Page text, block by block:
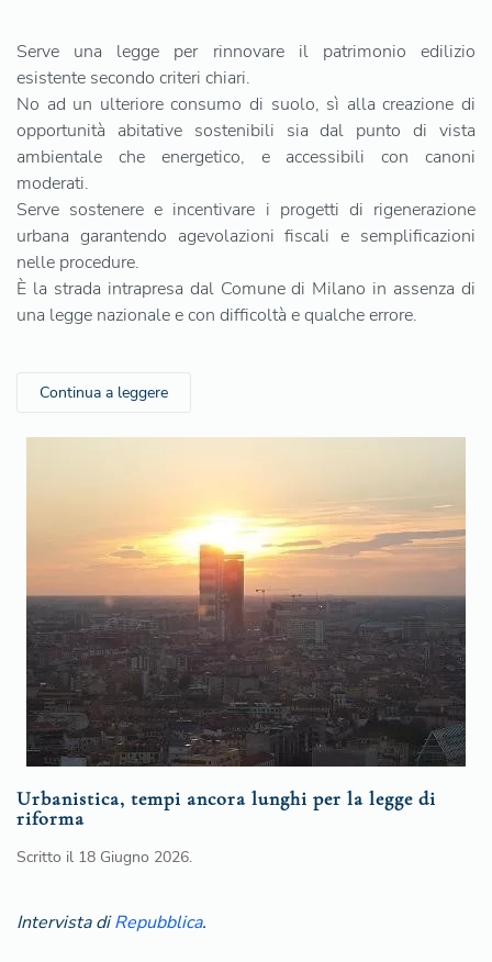
Serve una legge per rinnovare il patrimonio edilizio
esistente secondo criteri chiari.
No ad un ulteriore consumo di suolo, sì alla creazione di
opportunità abitative sostenibili sia dal punto di vista
ambientale che energetico, e accessibili con canoni
moderati.
Serve sostenere e incentivare i progetti di rigenerazione
urbana garantendo agevolazioni fiscali e semplificazioni
nelle procedure.
È la strada intrapresa dal Comune di Milano in assenza di
una legge nazionale e con difficoltà e qualche errore.
Continua a leggere
Urbanistica, tempi ancora lunghi per la legge di
riforma
Scritto il 18 Giugno 2026.
Intervista diRepubblica.